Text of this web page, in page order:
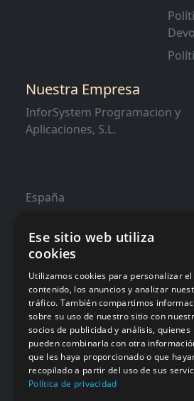
Nuestra Empresa
InforSystem Programacion y
Aplicaciones, S.L.
España
Suscribete a nuestro
Te informaremos de ofertas y
Email
Subscribir
Aceptar Politica de
Ese sitio web utiliza
cookies
Utilizamos cookies para personalizar el
contenido, los anuncios y analizar
tráfico. También compartimos
sobre su uso de nuestro sitio con
socios de publicidad y análisis, quienes
pueden combinarla con otra
que les haya proporcionado o que
recopilado a partir del uso de sus
Política de privacidad